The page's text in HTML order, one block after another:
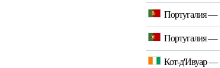
Португалия—
Португалия—
Кот-д'Ивуар—